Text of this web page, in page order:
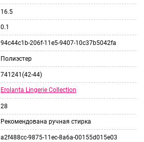
16.5
0.1
94c44c1b-206f-11e5-9407-10c37b5042fa
Полиэстер
741241(42-44)
Erolanta Lingerie Collection
28
Рекомендована ручная стирка
a2f488cc-9875-11ec-8a6a-00155d015e03